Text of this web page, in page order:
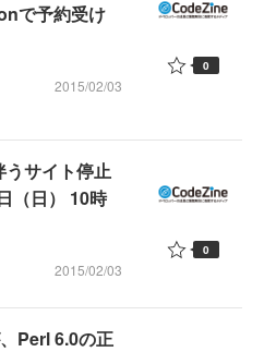
で予約受け
2015/02/03
0
うサイト停止
（日） 10時
2015/02/03
0
Perl 6.0の正